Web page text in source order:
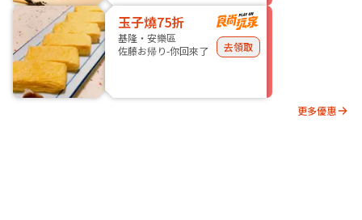
玉子燒75折
基隆・安樂區
佐藤お帰り-你回來了
去領取
更多優惠